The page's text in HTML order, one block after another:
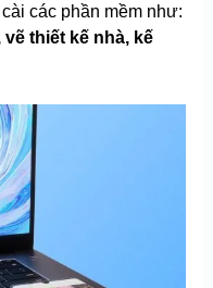
các phần mềm như:
thiết kế nhà, kế